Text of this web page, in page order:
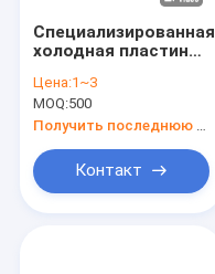
Специализированная
холодная пластина
анодирующая
замороженная
теплоотводная
панель
Цена:1~3
MOQ:500
Контакт